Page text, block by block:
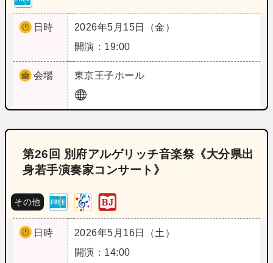
日時
2026年5月15日（金）
開演：19:00
会場 東京王子ホール
第26回 別府アルゲリッチ音楽祭《大分県出
身若手演奏家コンサート》
その他
日時
2026年5月16日（土）
開演：14:00